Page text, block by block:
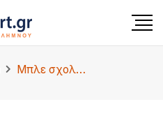
Μπλε σχολικές ποδιές: Γιατί και πότε καταργήθηκαν;